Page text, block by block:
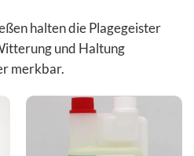
halten die Plagegeister
und Haltung
merkbar.